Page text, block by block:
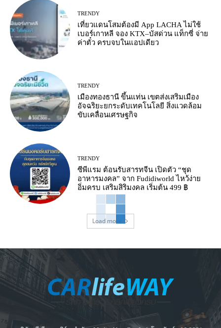
TRENDY
เที่ยวแดนโสมต้องมี App LACHA ไม่ใช้
เบอร์เกาหลี จอง KTX–บัสด่วน แท็กซี่ จ่าย
ค่าตั๋ว ครบจบในแอปเดียว
TRENDY
เมืองทองธานี ขึ้นแท่น เขตส่งเสริมเมือง
อัจฉริยะยกระดับเทคโนโลยี สิ่งแวดล้อม
ขับเคลื่อนเศรษฐกิจ
TRENDY
ซีพีแรม ต้อนรับสารทจีน เปิดตัว “ชุด
อาหารมงคล” จาก Fudidiworld ไหว้ง่าย
อิ่มครบ เสริมสิริมงคล เริ่มต้น 499 ฿
Load more